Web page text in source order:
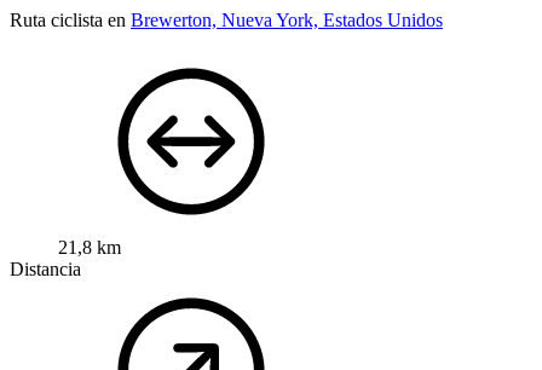
Ruta ciclista en Brewerton, Nueva York, Estados Unidos
21,8 km
Distancia